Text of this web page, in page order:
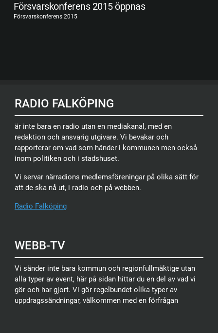
Försvarskonferens 2015 öppnas
Försvarskonferens 2015
RADIO FALKÖPING
är inte bara en radio utan en mediakanal, med en
redaktion och ansvarig utgivare. Vi bevakar och
rapporterar om vad som händer i kommunen men också
inom politiken och i stadshuset.
Vi servar närradions medlemsföreningar på olika sätt för
att de ska nå ut, i radio och på webben.
Radio Falköping
WEBB-TV
Vi sänder inte bara kommun och regionfullmäktige utan
alla typer av event, här på sidan hittar du en del av vad vi
gör och har gjort. Vi gör regelbundet olika typer av
uppdragssändningar, välkommen med en förfrågan